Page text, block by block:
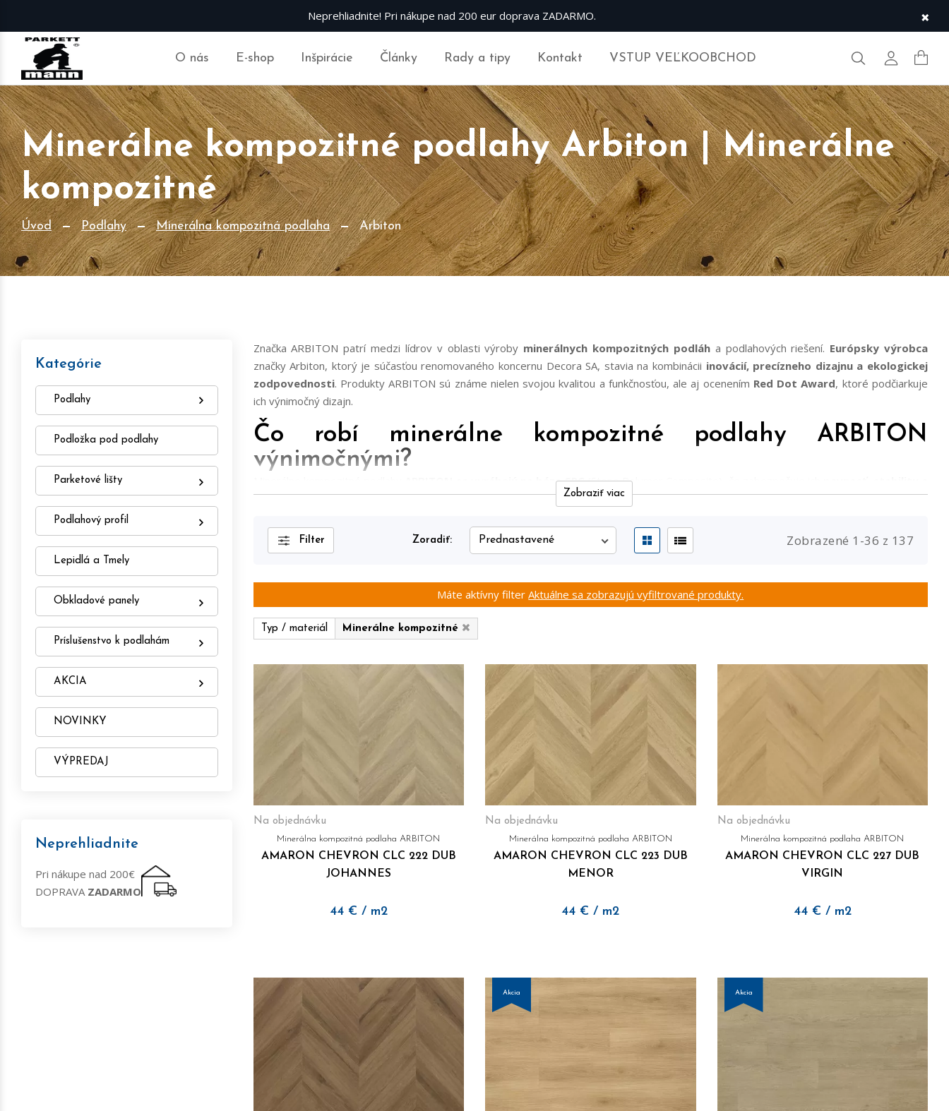
Neprehliadnite! Pri nákupe nad 200 eur doprava ZADARMO. ×
O nás E-shop Inšpirácie Články Rady a tipy Kontakt VSTUP VEĽKOOBCHOD Hľadať Môj účet
Minerálne kompozitné podlahy Arbiton | Minerálne
kompozitné
Úvod Podlahy Minerálna kompozitná podlaha Arbiton
Kategórie
Podlahy
Podložka pod podlahy
Parketové lišty
Podlahový profil
Lepidlá a Tmely
Obkladové panely
Príslušenstvo k podlahám
AKCIA
NOVINKY
VÝPREDAJ
Neprehliadnite
Pri nákupe nad 200€
DOPRAVA ZADARMO
Značka ARBITON patrí medzi lídrov v oblasti výroby minerálnych kompozitných podláha podlahových riešení. Európsky výrobca
značky Arbiton, ktorý je súčasťou renomovaného koncernu Decora SA, stavia na kombinácii inovácií, precízneho dizajnu a ekologickej
zodpovednosti. Produkty ARBITON sú známe nielen svojou kvalitou a funkčnosťou, ale aj ocenením Red Dot Award, ktoré podčiarkuje
ich výnimočný dizajn.
Čo robí minerálne kompozitné podlahy ARBITON
výnimočnými?
ARBITON sa vyrábajú na báze SPC(Stone Polymer Composite), čo zabezpečuje ich
100% vode odolnosť. Podlahová doska je tvorená minerálnym jadrom obohateným o pokročilé elastoméry, ktoré dodávajú podlahe
technológiou integrovaného akustického systému
Aculay
podlahy zabezpečujú efektívne pohlcovanie hluku, čím zvyšujú komfort v interiéri.
Navyše, ich nízky tepelný odpor robí podlahyideálnymi pre podlahové kúrenie, čo oceníte najmä v chladnejších mesiacoch. V sortimente
Woodric a ich akustické (Acoustic), EIR (Embossed in Register) či vinylové DRYBACK verzie.
Kolekcie ARBITON pre každý štýl
S minerálnymi kompozitnými podlahami značky ARBITON už
cez vzory Herringbone a Chevron až po moderné kamenné a dlažbové dekory.
Ekologický záväzok značky ARBITON
ARBITON sa zaviazal k výrobe v duchu udržateľnosti. Vďaka použitiu 100% recyklovateľných materiálov
a filozofii zero waste sú
podlahyekologicky šetrné neobsahuje PVC ani ftaláty , čím zaručuje bezpečné prostredie pre rodiny a deti.
Ideálna voľba pre váš domov
Podlahy ARBITON dokonale spájajú výnimočný dizajn, inovatívne technológie a ekologické hodnoty. Či už hľadáte riešenie premoderné
interiéry, alebo , s ARBITON si môžete byť istí, že
získavate podlahu, ktorá vydrží a zároveň skrášli váš
domov.
Zobraziť viac
Filter Zoradiť: Zobrazené 1 -36 z 137
Máte aktívny filterAktuálne sa zobrazujú vyfiltrované produkty.
Typ / materiál Minerálne kompozitné
Na objednávku
Minerálna kompozitná podlaha ARBITON
AMARON CHEVRON CLC 222 DUB
JOHANNES
44 € / m2
Na objednávku
Minerálna kompozitná podlaha ARBITON
AMARON CHEVRON CLC 223 DUB
MENOR
44 € / m2
Na objednávku
Minerálna kompozitná podlaha ARBITON
AMARON CHEVRON CLC 227 DUB
VIRGIN
44 € / m2
Akcia Akcia